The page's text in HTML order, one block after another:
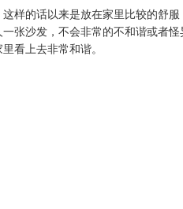
样的话以来是放在家里比较的舒服
张沙发，不会非常的不和谐或者怪
看上去非常和谐。